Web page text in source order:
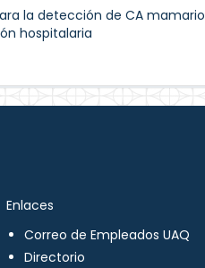
la detección de CA mamario
hospitalaria
Enlaces
Correo de Empleados UAQ
Directorio